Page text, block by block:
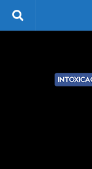
Skip to content